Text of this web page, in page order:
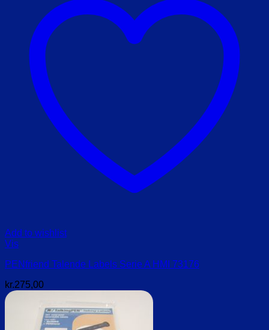
Add to wishlist
Vis
PENfriend Talende Labels Serie A HMI 73176
kr.275,00